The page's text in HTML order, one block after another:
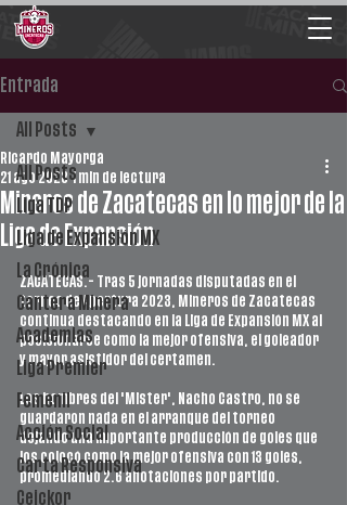
Entrada
All Posts
Liga TDP
Liga de Expansión MX
La Crónica
Cantera Minera
Academias
Liga Premier
Femenil
Acción Social
Carta Responsiva
Ceickor
All Posts
Mineros de Zacatecas en lo mejor de la
Liga de Expansión
Ricardo Mayorga
21 ago 2023 1 min de lectura
ZACATECAS.- Tras 5 jornadas disputadas en el
torneo de Apertura 2023, Mineros de Zacatecas
continua destacando en la Liga de Expansión MX al
posicionarse como la mejor ofensiva, el goleador
y mayor asistidor del certamen.
Los hombres del 'Mister', Nacho Castro, no se
guardaron nada en el arranque del torneo
dejando una importante producción de goles que
los colocó como la mejor ofensiva con 13 goles,
promediando 2.6 anotaciones por partido.